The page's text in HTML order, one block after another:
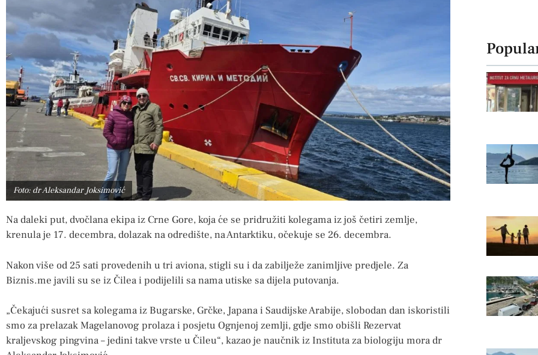
Foto: dr Aleksandar Joksimović
Na daleki put, dvočlana ekipa iz Crne Gore, koja će se pridružiti kolegama iz još četiri zemlje,
krenula je 17. decembra, dolazak na odredište, na Antarktiku, očekuje se 26. decembra.
Nakon više od 25 sati provedenih u tri aviona, stigli su i da zabilježe zanimljive predjele. Za
Biznis.me javili su se iz Čilea i podijelili sa nama utiske sa dijela putovanja.
„Čekajući susret sa kolegama iz Bugarske, Grčke, Japana i Saudijske Arabije, slobodan dan iskoristili
smo za prelazak Magelanovog prolaza i posjetu Ognjenoj zemlji, gdje smo obišli Rezervat
kraljevskog pingvina – jedini takve vrste u Čileu“, kazao je naučnik iz Instituta za biologiju mora dr